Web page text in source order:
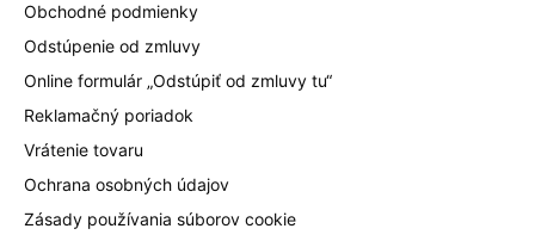
Obchodné podmienky
Odstúpenie od zmluvy
Online formulár „Odstúpiť od zmluvy tu“
Reklamačný poriadok
Vrátenie tovaru
Ochrana osobných údajov
Zásady používania súborov cookie